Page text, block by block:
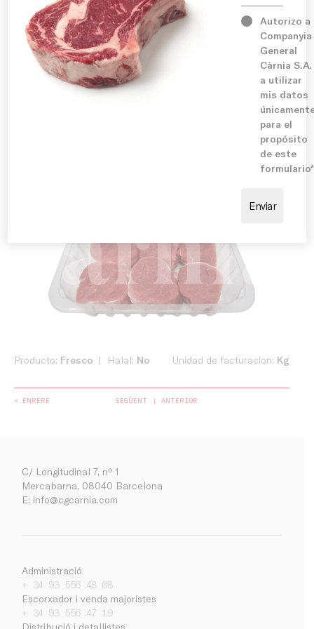
Serveis
Instal·lacions
Empresa
Sugerencia de cocinado:
Perfectes per cuinar a la planxa, arrebossats,
empanats o acompanyats de salses lleugeres. Ideals
per servir amb patates, verdures, arròs o amanides,
Producto: Fresco Halal: No Unidad de facturacion: Kg
< ENRERE SEGÜENT ANTERIOR
C/ Longitudinal 7, nº 1
Mercabarna, 08040 Barcelona
E: info@cgcarnia.com
Administració
+ 34 93 556 48 08
Escorxador i venda majoristes
+ 34 93 556 47 19
Distribució i detallistes
Autorizo a
Companyia
General
Càrnia S.A.
a utilizar
mis datos
para el
propósito
de este
formulario*